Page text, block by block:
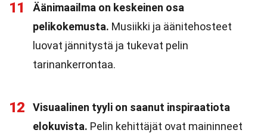
11
Äänimaailma on keskeinen osa
pelikokemusta. Musiikki ja äänitehosteet
luovat jännitystä ja tukevat pelin
tarinankerrontaa.
12
Visuaalinen tyyli on saanut inspiraatiota
elokuvista. Pelin kehittäjät ovat maininneet